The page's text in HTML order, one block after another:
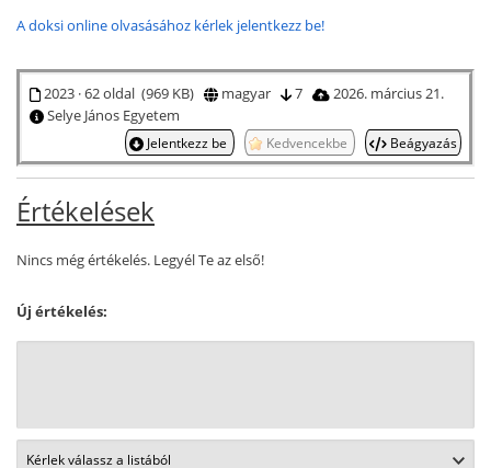
A doksi online olvasásához kérlek jelentkezz be!
2023 · 62 oldal (969 KB) magyar 7
2026. március 21.
Selye János Egyetem
Jelentkezz be Kedvencekbe Beágyazás
Értékelések
Nincs még értékelés. Legyél Te az első!
Új értékelés: